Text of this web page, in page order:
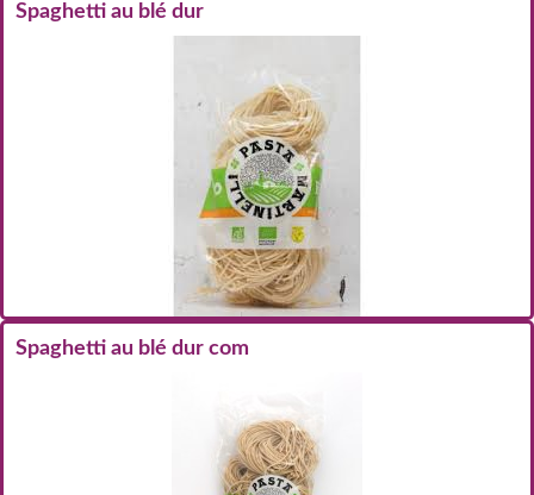
Spaghetti au blé dur
Spaghetti au blé dur com